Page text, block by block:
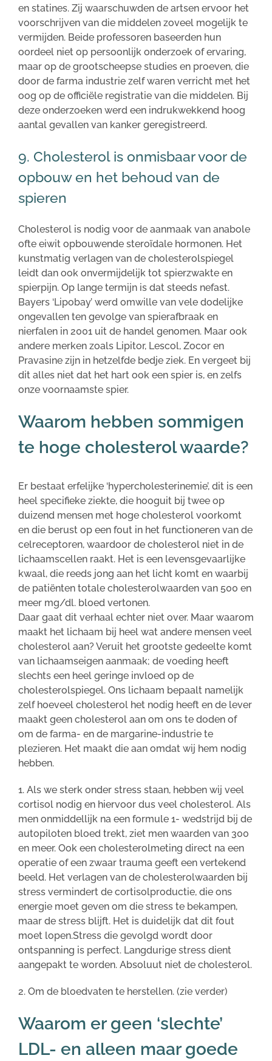
en statines. Zij waarschuwden de artsen ervoor het
voorschrijven van die middelen zoveel mogelijk te
vermijden. Beide professoren baseerden hun
oordeel niet op persoonlijk onderzoek of ervaring,
maar op de grootscheepse studies en proeven, die
door de farma industrie zelf waren verricht met het
oog op de officiële registratie van die middelen. Bij
deze onderzoeken werd een indrukwekkend hoog
aantal gevallen van kanker geregistreerd.
9. Cholesterol is onmisbaar voor de
opbouw en het behoud van de
spieren
Cholesterol is nodig voor de aanmaak van anabole
ofte eiwit opbouwende steroïdale hormonen. Het
kunstmatig verlagen van de cholesterolspiegel
leidt dan ook onvermijdelijk tot spierzwakte en
spierpijn. Op lange termijn is dat steeds nefast.
Bayers ‘Lipobay’ werd omwille van vele dodelijke
ongevallen ten gevolge van spierafbraak en
nierfalen in 2001 uit de handel genomen. Maar ook
andere merken zoals Lipitor, Lescol, Zocor en
Pravasine zijn in hetzelfde bedje ziek. En vergeet bij
dit alles niet dat het hart ook een spier is, en zelfs
onze voornaamste spier.
Waarom hebben sommigen
te hoge cholesterol waarde?
Er bestaat erfelijke ‘hypercholesterinemie’, dit is een
heel specifieke ziekte, die hooguit bij twee op
duizend mensen met hoge cholesterol voorkomt
en die berust op een fout in het functioneren van de
celreceptoren, waardoor de cholesterol niet in de
lichaamscellen raakt. Het is een levensgevaarlijke
kwaal, die reeds jong aan het licht komt en waarbij
de patiënten totale cholesterolwaarden van 500 en
meer mg/dl. bloed vertonen.
Daar gaat dit verhaal echter niet over. Maar waarom
maakt het lichaam bij heel wat andere mensen veel
cholesterol aan? Veruit het grootste gedeelte komt
van lichaamseigen aanmaak; de voeding heeft
slechts een heel geringe invloed op de
cholesterolspiegel. Ons lichaam bepaalt namelijk
zelf hoeveel cholesterol het nodig heeft en de lever
maakt geen cholesterol aan om ons te doden of
om de farma- en de margarine-industrie te
plezieren. Het maakt die aan omdat wij hem nodig
hebben.
1. Als we sterk onder stress staan, hebben wij veel
cortisol nodig en hiervoor dus veel cholesterol. Als
men onmiddellijk na een formule 1- wedstrijd bij de
autopiloten bloed trekt, ziet men waarden van 300
en meer. Ook een cholesterolmeting direct na een
operatie of een zwaar trauma geeft een vertekend
beeld. Het verlagen van de cholesterolwaarden bij
stress vermindert de cortisolproductie, die ons
energie moet geven om die stress te bekampen,
maar de stress blijft. Het is duidelijk dat dit fout
moet lopen.Stress die gevolgd wordt door
ontspanning is perfect. Langdurige stress dient
aangepakt te worden. Absoluut niet de cholesterol.
2. Om de bloedvaten te herstellen. (zie verder)
Waarom er geen ‘slechte’
LDL- en alleen maar goede